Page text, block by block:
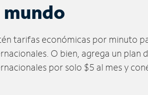
mundo
tarifas económicas por minuto
O bien, agrega un plan
por solo $5 al mes y